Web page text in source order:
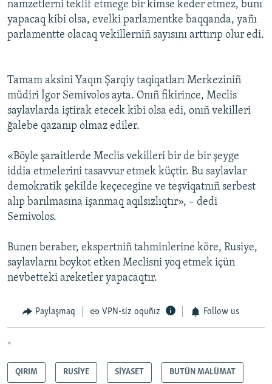
namzetlerni teklif etmege bir kimse keder etmez, bunı
yapacaq kibi olsa, evelki parlamentke baqqanda, yañı
parlamentte olacaq vekillerniñ sayısını arttırıp olur edi.
Tamam aksini Yaqın Şarqiy taqiqatları Merkeziniñ
müdiri İgor Semivolos ayta. Onıñ fikirince, Meclis
saylavlarda iştirak etecek kibi olsa edi, onıñ vekilleri
ğalebe qazanıp olmaz ediler.
«Böyle şaraitlerde Meclis vekilleri bir de bir şeyge
iddia etmelerini tasavvur etmek küçtir. Bu saylavlar
demokratik şekilde keçecegine ve teşviqatnıñ serbest
alıp barılmasına işanmaq aqılsızlıqtır», – dedi
Semivolos.
Bunen beraber, ekspertniñ tahminlerine köre, Rusiye,
saylavlarnı boykot etken Meclisni yoq etmek içün
nevbetteki areketler yapacaqtır.
Paylaşmaq VPN-siz oquñız Follow us
*
QIRIM RUSİYE SİYASET BUTÜN MALÜMAT